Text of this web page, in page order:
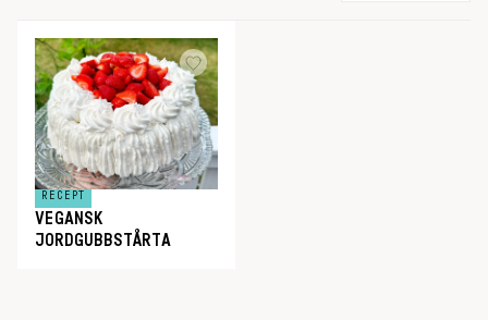
RECEPT
VEGANSK
JORDGUBBSTÅRTA